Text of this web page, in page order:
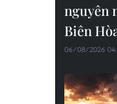
nguyên
Biên
06/08/2026